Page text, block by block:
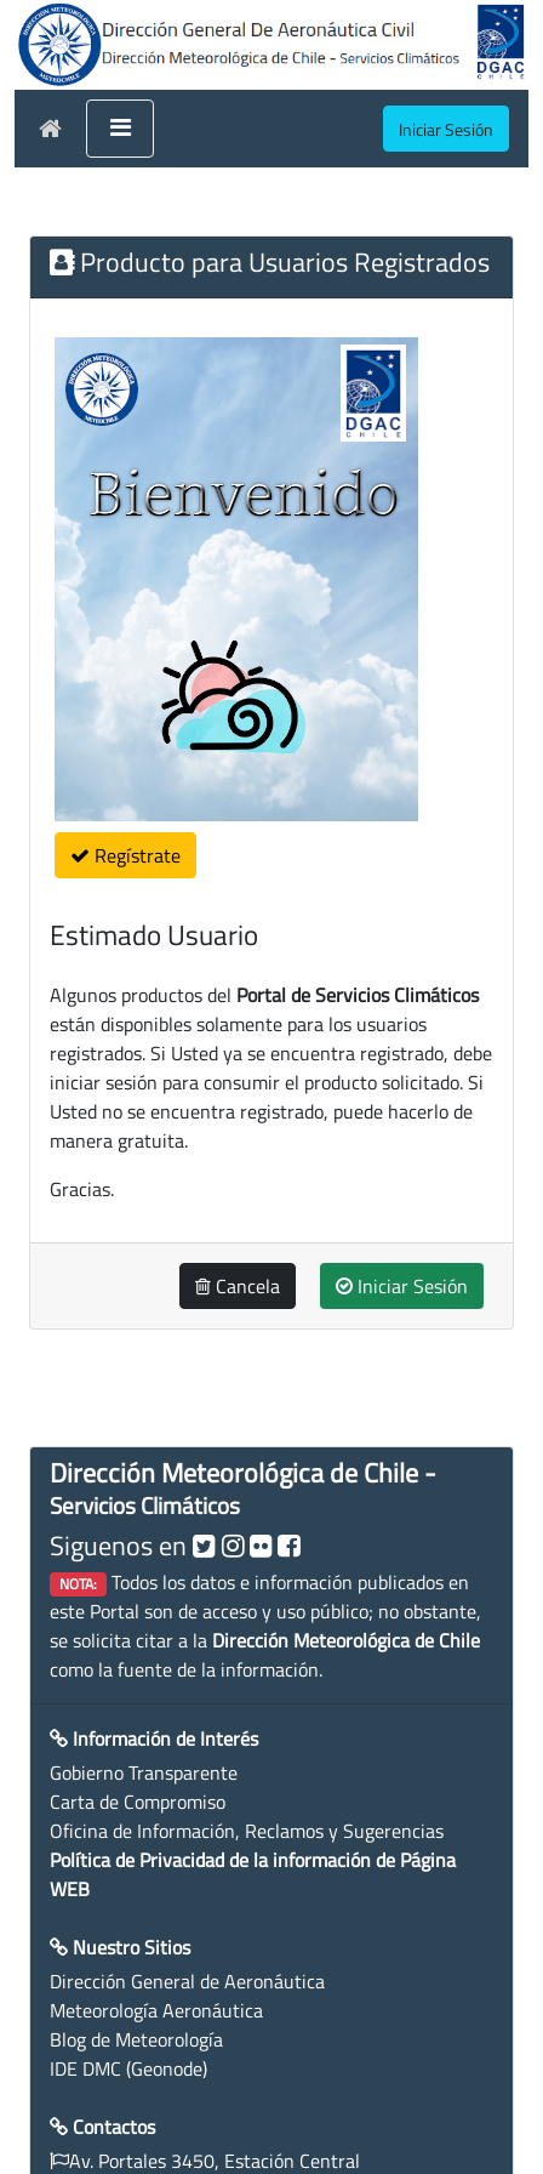
Iniciar Sesión
Producto para Usuarios Registrados
Regístrate
Estimado Usuario
Algunos productos del Portal de Servicios Climáticos
están disponibles solamente para los usuarios
registrados. Si Usted ya se encuentra registrado, debe
iniciar sesión para consumir el producto solicitado. Si
Usted no se encuentra registrado, puede hacerlo de
manera gratuita.
Gracias.
Cancela Iniciar Sesión
Dirección Meteorológica de Chile -
Servicios Climáticos
Siguenos en
NOTA: Todos los datos e información publicados en
este Portal son de acceso y uso público; no obstante,
se solicita citar a la Dirección Meteorológica de Chile
como la fuente de la información.
Información de Interés
Gobierno Transparente
Carta de Compromiso
Oficina de Información, Reclamos y Sugerencias
Política de Privacidad de la información de Página
WEB
Nuestro Sitios
Dirección General de Aeronáutica
Meteorología Aeronáutica
Blog de Meteorología
IDE DMC (Geonode)
Contactos
Av. Portales 3450, Estación Central